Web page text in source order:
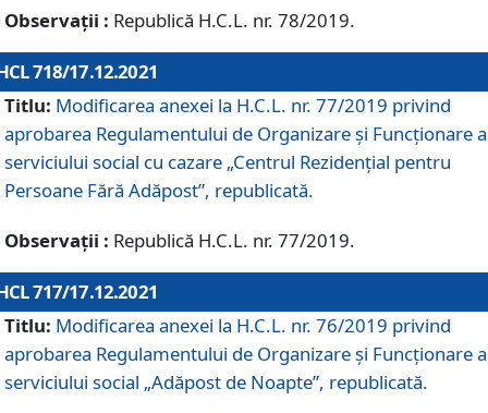
Observații : Republică H.C.L. nr. 78/2019.
718/17.12.2021
Titlu: Modificarea anexei la H.C.L. nr. 77/2019 privind
aprobarea Regulamentului de Organizare și Funcționare
serviciului social cu cazare „Centrul Rezidențial pentru
Persoane Fără Adăpost”, republicată.
Observații : Republică H.C.L. nr. 77/2019.
717/17.12.2021
Titlu: Modificarea anexei la H.C.L. nr. 76/2019 privind
aprobarea Regulamentului de Organizare şi Funcționare
serviciului social „Adăpost de Noapte”, republicată.